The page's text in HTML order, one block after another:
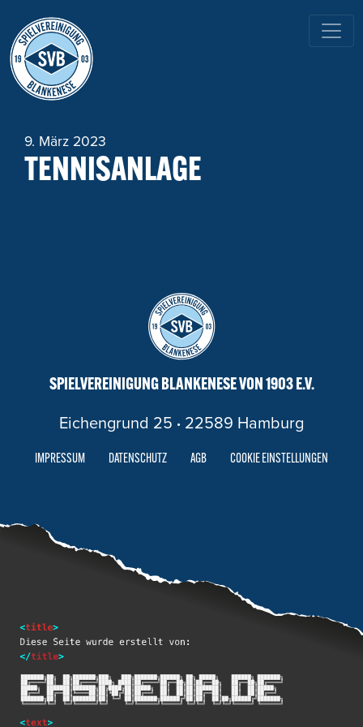
HAUPTNAVIGATION
9. März 2023
TENNISANLAGE
SPIELVEREINIGUNG BLANKENESE VON 1903 E.V.
Eichengrund 25 · 22589 Hamburg
IMPRESSUM DATENSCHUTZ AGB COOKIE EINSTELLUNGEN